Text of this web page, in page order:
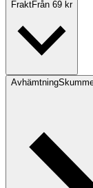
FraktFrån 69 kr
Avhämtning